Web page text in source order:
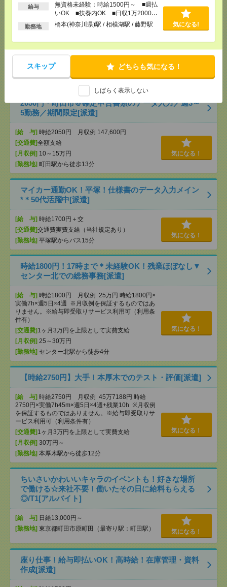
給与
無資格未経験：時給1500円～ ■週払
いOK ■扶養内OK ■日収1万2000円
以上
勤務地 橋本(神奈川県)駅 / 相模湖駅 / 藤野駅 気になる!
スキップ どちらも気になる！
しばらく表示しない
説明会参加で全員に【現金2千円相当プレゼント】生
活のお手伝い[派遣]
[給 与]無資格未経験：時給1500円～ ■週払い
OK ■扶養内OK ■日収1万2000円以上
[交通費]交通費全額支給
[勤務地]橋本(神奈川県)駅/相模湖駅/藤野駅
気になる！
2050円＊町田市＠確定申告書類のデータ入力／週3～
5勤務／期間限定[派遣]
[給 与] 時給2050円 月収例 147,600円
[交通費]全額支給
[月収例] 10～15万円
[勤務地] 町田駅から徒歩13分
気になる！
マイカー通勤OK！平塚！仕様書のデータ入力メイン
*＊50代活躍中[派遣]
[給 与] 時給1700円＋交
[交通費]交通費実費支給（当社規定あり）
[勤務地] 平塚駅からバス15分
気になる！
時給1800円！17時まで＊未経験OK！残業ほぼなし▼
センター北での総務事務[派遣]
[給 与] 時給1800円 月収例 25万円 時給1800円×
実働7h×週5日×4週 ※月収例を保証するものではあ
りません。※給与即受取りサービス利用可（利用条
件有）
[交通費] 1ヶ月3万円を上限として実費支給
[月収例] 25～30万円
[勤務地] センター北駅から徒歩4分
気になる！
【時給2750円】大手！本厚木でのテスト・評価[派遣]
[給 与] 時給2750円 月収例 45万7188円 時給
2750円×実働7h45m×週5日×4週+残業10h ※月収例
を保証するものではありません。※給与即受取りサ
ービス利用可（利用条件有）
[交通費] 1ヶ月3万円を上限として実費支給
[月収例] 30万円～
[勤務地] 本厚木駅から徒歩12分
気になる！
ちいさいかわいいキャラのイベントも！好きな場所
で働ける☆来社不要！働いたその日に給料もらえる
◎/T1[アルバイト]
[給 与] 日給13,000円～
[勤務地] 東京都町田市原町田（最寄り駅：町田駅） 気になる！
座り仕事！給与即払いOK！高時給！在庫管理・資料
作成[派遣]